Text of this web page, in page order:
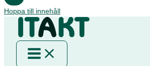
Hoppa till innehåll